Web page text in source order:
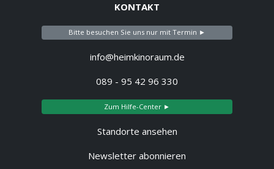
KONTAKT
Bitte besuchen Sie uns nur mit Termin ►
info@heimkinoraum.de
089 - 95 42 96 330
Zum Hilfe-Center ►
Standorte ansehen
Newsletter abonnieren